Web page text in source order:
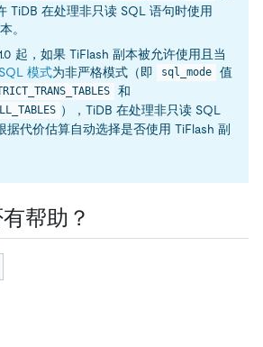
TiDB 在处理非只读 SQL 语句时使用
。
起，如果 TiFlash 副本被允许使用且当
SQL 模式为非严格模式（即 sql_mode
值
和
），TiDB 在处理非只读 SQL
据代价估算自动选择是否使用 TiFlash 副
帮助？